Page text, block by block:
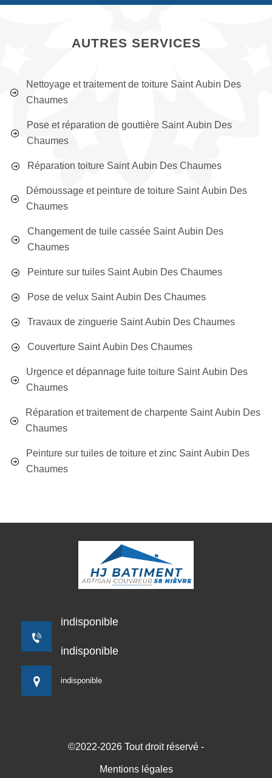
AUTRES SERVICES
Nettoyage et traitement de toiture Saint Aubin Des
Chaumes
Pose et réparation de gouttière Saint Aubin Des
Chaumes
Réparation toiture Saint Aubin Des Chaumes
Démoussage et peinture de toiture Saint Aubin Des
Chaumes
Changement de tuile cassée Saint Aubin Des
Chaumes
Peinture sur tuiles Saint Aubin Des Chaumes
Pose de velux Saint Aubin Des Chaumes
Travaux de zinguerie Saint Aubin Des Chaumes
Couverture Saint Aubin Des Chaumes
Urgence et dépannage fuite toiture Saint Aubin Des
Chaumes
Réparation et traitement de charpente Saint Aubin Des
Chaumes
Peinture sur tuiles de toiture et zinc Saint Aubin Des
Chaumes
indisponible
indisponible
indisponible
©2022-2026 Tout droit réservé -
Mentions légales